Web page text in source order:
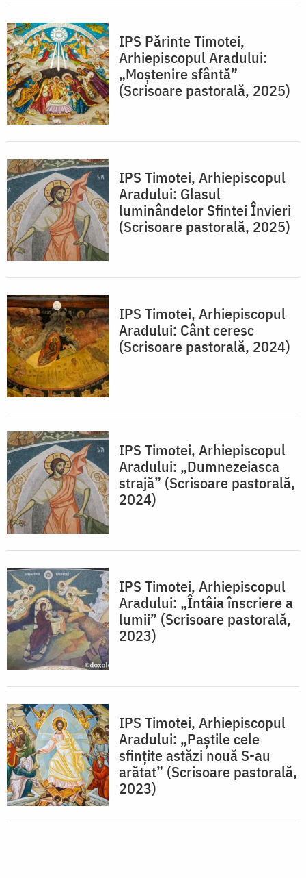
IPS Părinte Timotei,
Arhiepiscopul Aradului:
„Moștenire sfântă”
(Scrisoare pastorală, 2025)
IPS Timotei, Arhiepiscopul
Aradului: Glasul
luminândelor Sfintei Învieri
(Scrisoare pastorală, 2025)
IPS Timotei, Arhiepiscopul
Aradului: Cânt ceresc
(Scrisoare pastorală, 2024)
IPS Timotei, Arhiepiscopul
Aradului: „Dumnezeiasca
strajă” (Scrisoare pastorală,
2024)
IPS Timotei, Arhiepiscopul
Aradului: „Întâia înscriere a
lumii” (Scrisoare pastorală,
2023)
IPS Timotei, Arhiepiscopul
Aradului: „Paştile cele
sfinţite astăzi nouă S-au
arătat” (Scrisoare pastorală,
2023)